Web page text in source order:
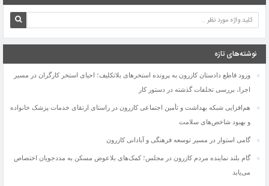
نوشته‌های تازه
ورود قاطع دادستان کازرون به پرونده استخرهای بلاتکلیف؛ احیای استخر کارگران در مسیر
اجرا، بررسی تخلفات گذشته در دستور کار
هم‌افزایی شبکه بهداشت و تأمین اجتماعی کازرون در راستای ارتقای خدمات پزشک خانواده
و بهبود شاخص‌های سلامت
گامی استوار در مسیر توسعه فرهنگی و آبادانی کازرون
گام بلند نماینده مردم کازرون در مجلس؛ کمک‌های بلاعوض مسکن به مددجویان اختصاص
می‌یابد
دستگیری عاملان آتش‌سوزی جنگل‌های بلوط کازرون